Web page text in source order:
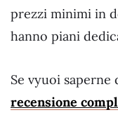
prezzi minimi in
hanno piani
Se vyuoi
recensione